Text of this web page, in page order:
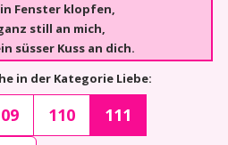
Fenster klopfen,
still an mich,
süsser Kuss an dich.
in der Kategorie Liebe:
110
111